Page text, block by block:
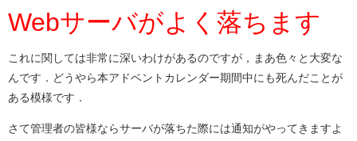
Webサーバがよく落ちます
これに関しては非常に深いわけがあるのですが，まあ色々と大変な
んです．どうやら本アドベントカレンダー期間中にも死んだことが
ある模様です．
さて管理者の皆様ならサーバが落ちた際には通知がやってきますよ